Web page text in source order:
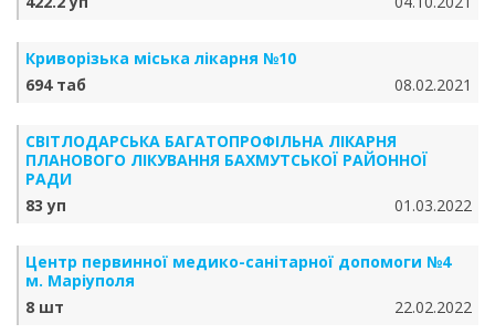
Криворізька міська лікарня №10
694 таб
08.02.2021
СВІТЛОДАРСЬКА БАГАТОПРОФІЛЬНА ЛІКАРНЯ
ПЛАНОВОГО ЛІКУВАННЯ БАХМУТСЬКОЇ РАЙОННОЇ
РАДИ
83 уп
01.03.2022
Центр первинної медико-санітарної допомоги №4
м. Маріуполя
8 шт
22.02.2022